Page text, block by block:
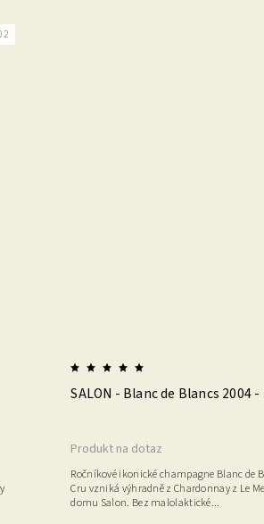
SALON - Blanc de Blancs 2004
Produkt na dotaz
Ročníkové ikonické champagne Blanc de
Cru vzniká výhradně z Chardonnay z Le
domu Salon. Bez malolaktické...